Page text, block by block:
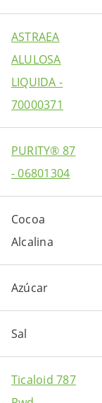
ASTRAEA
ALULOSA
LIQUIDA -
70000371
PURITY® 87
- 06801304
Cocoa
Alcalina
Azúcar
Sal
Ticaloid 787